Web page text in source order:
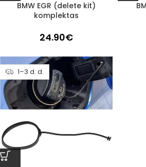
BMW EGR (delete kit)
komplektas
24.90€
1–3 d. d.